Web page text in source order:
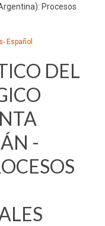
Procesos
Español
DEL
-